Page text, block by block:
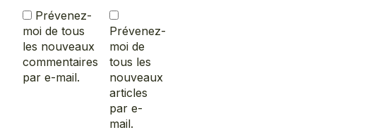
Prévenez-
moi de tous
les nouveaux
commentaires
par e-mail.
Prévenez-
moi de
tous les
nouveaux
articles
par e-
mail.